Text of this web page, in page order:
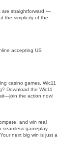
are straightforward —
the simplicity of the
accepting US
casino games, Wic11
Download the Wic11
the action now!
and win real
gameplay.
next big win is just a